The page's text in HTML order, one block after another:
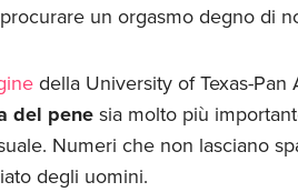
un orgasmo degno di
della University of Texas-
del penesia molto più
Numeri che non lasciano
degli uomini.